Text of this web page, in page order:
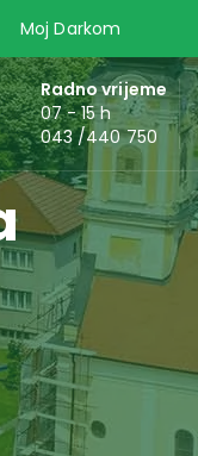
Moj Darkom
Radno vrijeme
07 - 15 h
043 /440 750